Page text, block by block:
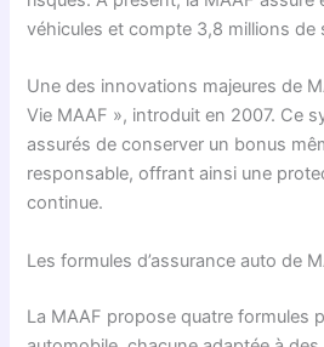
véhicules et compte 3,8 millions de
Une des innovations majeures de
Vie MAAF », introduit en 2007. Ce
assurés de conserver un bonus
responsable, offrant ainsi une
continue.
Les formules d’assurance auto de
La MAAF propose quatre formules